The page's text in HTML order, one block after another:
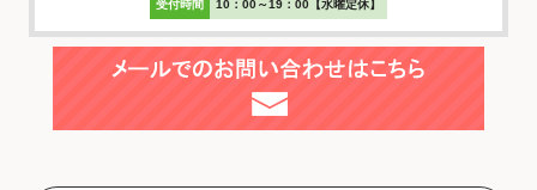
受付時間 10：00～19：00【水曜定休】